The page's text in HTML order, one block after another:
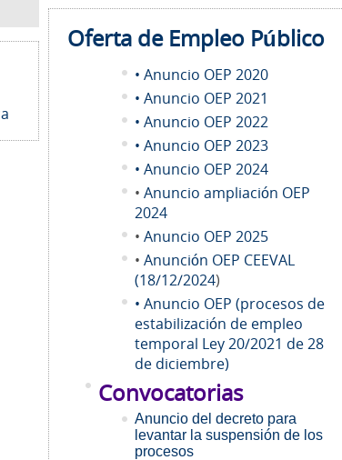
Oferta de Empleo Público
• Anuncio OEP 2020
• Anuncio OEP 2021
• Anuncio OEP 2022
• Anuncio OEP 2023
• Anuncio OEP 2024
• Anuncio ampliación OEP
2024
• Anuncio OEP 2025
• Anunción OEP CEEVAL
(18/12/2024)
• Anuncio OEP (procesos de
estabilización de empleo
temporal Ley 20/2021 de 28
de diciembre)
Convocatorias
Anuncio del decreto para
levantar la suspensión de los
procesos